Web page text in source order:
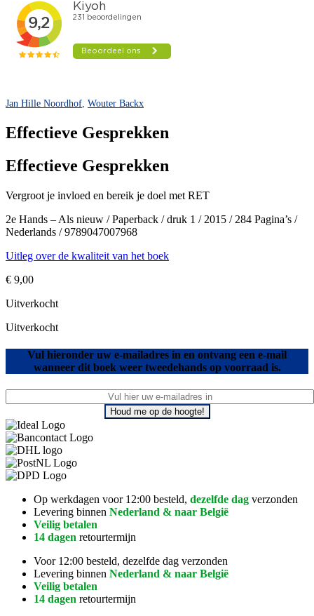
Jan Hille Noordhof, Wouter Backx
Effectieve Gesprekken
Effectieve Gesprekken
Vergroot je invloed en bereik je doel met RET
2e Hands – Als nieuw / Paperback / druk 1 / 2015 / 284 Pagina’s /
Nederlands / 9789047007968
Uitleg over de kwaliteit van het boek
€ 9,00
Uitverkocht
Uitverkocht
Vul hieronder uw e-mailadres in en ontvang een e-mail
wanneer dit boek weer tweedehands op voorraad is.
Houd me op de hoogte!
Op werkdagen voor 12:00 besteld, dezelfde dag verzonden
Levering binnen Nederland & naar België
Veilig betalen
14 dagen retourtermijn
Voor 12:00 besteld, dezelfde dag verzonden
Levering binnen Nederland & naar België
Veilig betalen
14 dagen retourtermijn